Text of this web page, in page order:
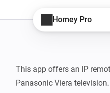
Homey Pro
This app offers an IP
Panasonic Viera television.